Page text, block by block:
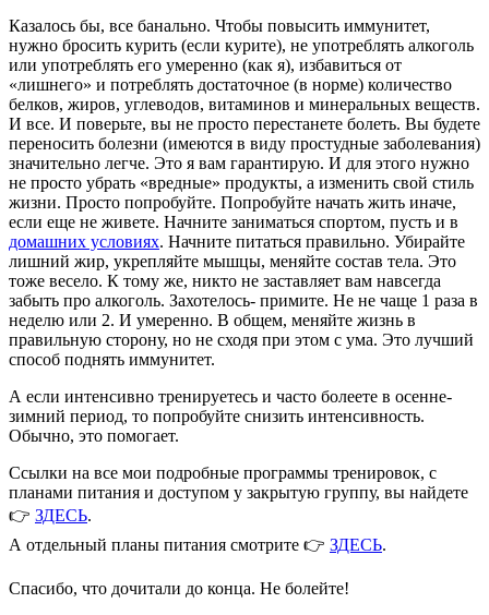
Казалось бы, все банально. Чтобы повысить иммунитет,
нужно бросить курить (если курите), не употреблять алкоголь
или употреблять его умеренно (как я), избавиться от
«лишнего» и потреблять достаточное (в норме) количество
белков, жиров, углеводов, витаминов и минеральных веществ.
И все. И поверьте, вы не просто перестанете болеть. Вы будете
переносить болезни (имеются в виду простудные заболевания)
значительно легче. Это я вам гарантирую. И для этого нужно
не просто убрать «вредные» продукты, а изменить свой стиль
жизни. Просто попробуйте. Попробуйте начать жить иначе,
если еще не живете. Начните заниматься спортом, пусть и в
домашних условиях. Начните питаться правильно. Убирайте
лишний жир, укрепляйте мышцы, меняйте состав тела. Это
тоже весело. К тому же, никто не заставляет вам навсегда
забыть про алкоголь. Захотелось- примите. Не не чаще 1 раза в
неделю или 2. И умеренно. В общем, меняйте жизнь в
правильную сторону, но не сходя при этом с ума. Это лучший
способ поднять иммунитет.
А если интенсивно тренируетесь и часто болеете в осенне-
зимний период, то попробуйте снизить интенсивность.
Обычно, это помогает.
Ссылки на все мои подробные программы тренировок, с
планами питания и доступом у закрытую группу, вы найдете
👉 ЗДЕСЬ.
А отдельный планы питания смотрите 👉 ЗДЕСЬ.
Спасибо, что дочитали до конца. Не болейте!